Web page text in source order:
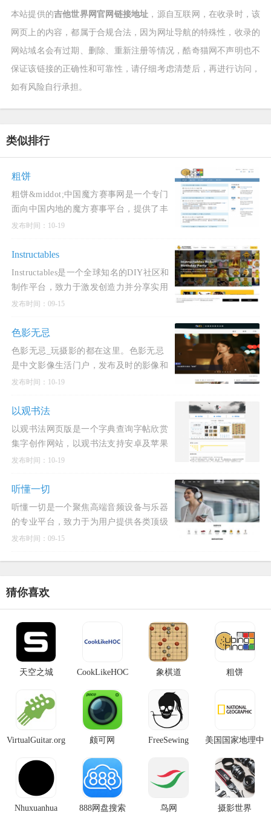
本站提供的吉他世界网官网链接地址 ，源自互联网，在收录时，该
网页上的内容，都属于合规合法，因为网址导航的特殊性，收录的
网站域名会有过期、删除、重新注册等情况，酷奇猫网不声明也不
保证该链接的正确性和可靠性，请仔细考虑清楚后，再进行访问，
如有风险自行承担。
类似排行
粗饼
粗饼&middot;中国魔方赛事网是一个专门
面向中国内地的魔方赛事平台，提供了丰
富的功能和服务。该网站与世界魔方协会
公示和报名中国内地的所有W
发布时间：10-19
Instructables
Instructables是一个全球知名的DIY社区和
制作平台，致力于激发创造力并分享实用
的项目教程。自2005年创立以来，
艺术家和教育者的灵感源泉，提供从简单
手工到高科技制作的丰富内容
发布时间：09-15
色影无忌
色影无忌_玩摄影的都在这里。色影无忌
是中文影像生活门户，发布及时的影像和
摄影行业动态新闻和权威的器材评测和产
影技巧交流与分享，拥有活
发布时间：10-19
以观书法
以观书法网页版是一个字典查询字帖欣赏
集字创作网站，以观书法支持安卓及苹果
手机app。以古为鉴，观复知常。酷奇猫
美，学习书法之道。以观书法是一本中国
书法大字典，可查询行、草、隶、
发布时间：10-19
听懂一切
听懂一切是一个聚焦高端音频设备与乐器
的专业平台，致力于为用户提供各类顶级
音频产品的最新试听信息与详细介绍，涵
发布时间：09-15
猜你喜欢
天空之城 CookLikeHOC 象棋道 粗饼
VirtualGuitar.org 颇可网 FreeSewing
美国国家地理中
Nhuxuanhua 888网盘搜索 鸟网 摄影世界